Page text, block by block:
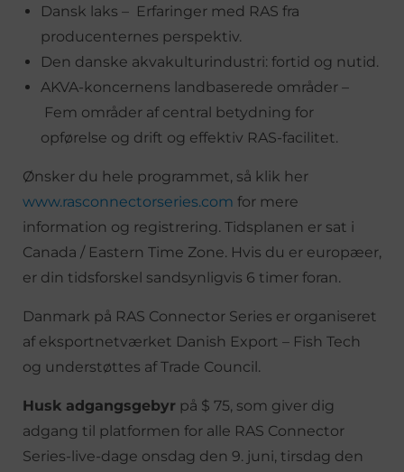
Dansk laks – Erfaringer med RAS fra
producenternes perspektiv.
Den danske akvakulturindustri: fortid og nutid.
AKVA-koncernens landbaserede områder –
Fem områder af central betydning for
opførelse og drift og effektiv RAS-facilitet.
Ønsker du hele programmet, så klik her
www.rasconnectorseries.com for mere
information og registrering. Tidsplanen er sat i
Canada / Eastern Time Zone. Hvis du er europæer,
er din tidsforskel sandsynligvis 6 timer foran.
Danmark på RAS Connector Series er organiseret
af eksportnetværket Danish Export – Fish Tech
og understøttes af Trade Council.
Husk adgangsgebyr på $ 75, som giver dig
adgang til platformen for alle RAS Connector
Series-live-dage onsdag den 9. juni, tirsdag den